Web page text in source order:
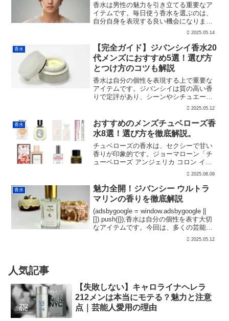
香水は男性の魅力を引き立てる重要なア
イテムです。毎日使う香水を選ぶのは、
自分自身を表現する良い機会になりま
す。今回は、20代、30代、40代以上の男
まざまな年代やシーンに合わせた香りの
特徴と選び方のポイン...
2025.05.14
香水
【完全ガイド】ジバンシイ香水20
代メンズにおすすめ5選！選び方
とつけ方のコツも解説
香水は自分の個性を表現する上で重要な
アイテムです。ジバンシイは質の高い香
りで定評があり、シーンやシチュエーシ
ョンに合わせて使い分けることができま
すすめのジバンシイ香水や選び方、香水
を使う上でのメリットな...
2025.05.12
香水
おすすめのメンズチュベローズ香
水8選！選び方を徹底解説。
チュベローズの香水は、セクシーで甘い
香りが印象的です。ジョーマローン「チ
ューベローズ アンジェリカ コロン イン
テンス」やブルガリ「 チュベローズ ミス
のや安価なものだけでなく、香りも異な
ります。どれを選...
2025.08.09
香水
魅力全開！ジバンシー ウルトラ
マリンの香りを徹底解説
(adsbygoogle = window.adsbygoogle ||
[]).push({});香水は自分の個性を表す大切
なアイテムです。今回は、多くの芸能人
に愛されている人気フレグランス「ジバ
2025.05.12
人気記事
【失敗しない】キャロライナヘレラ
212メンは本当にモテる？魅力と注意
点｜芸能人愛用の理由